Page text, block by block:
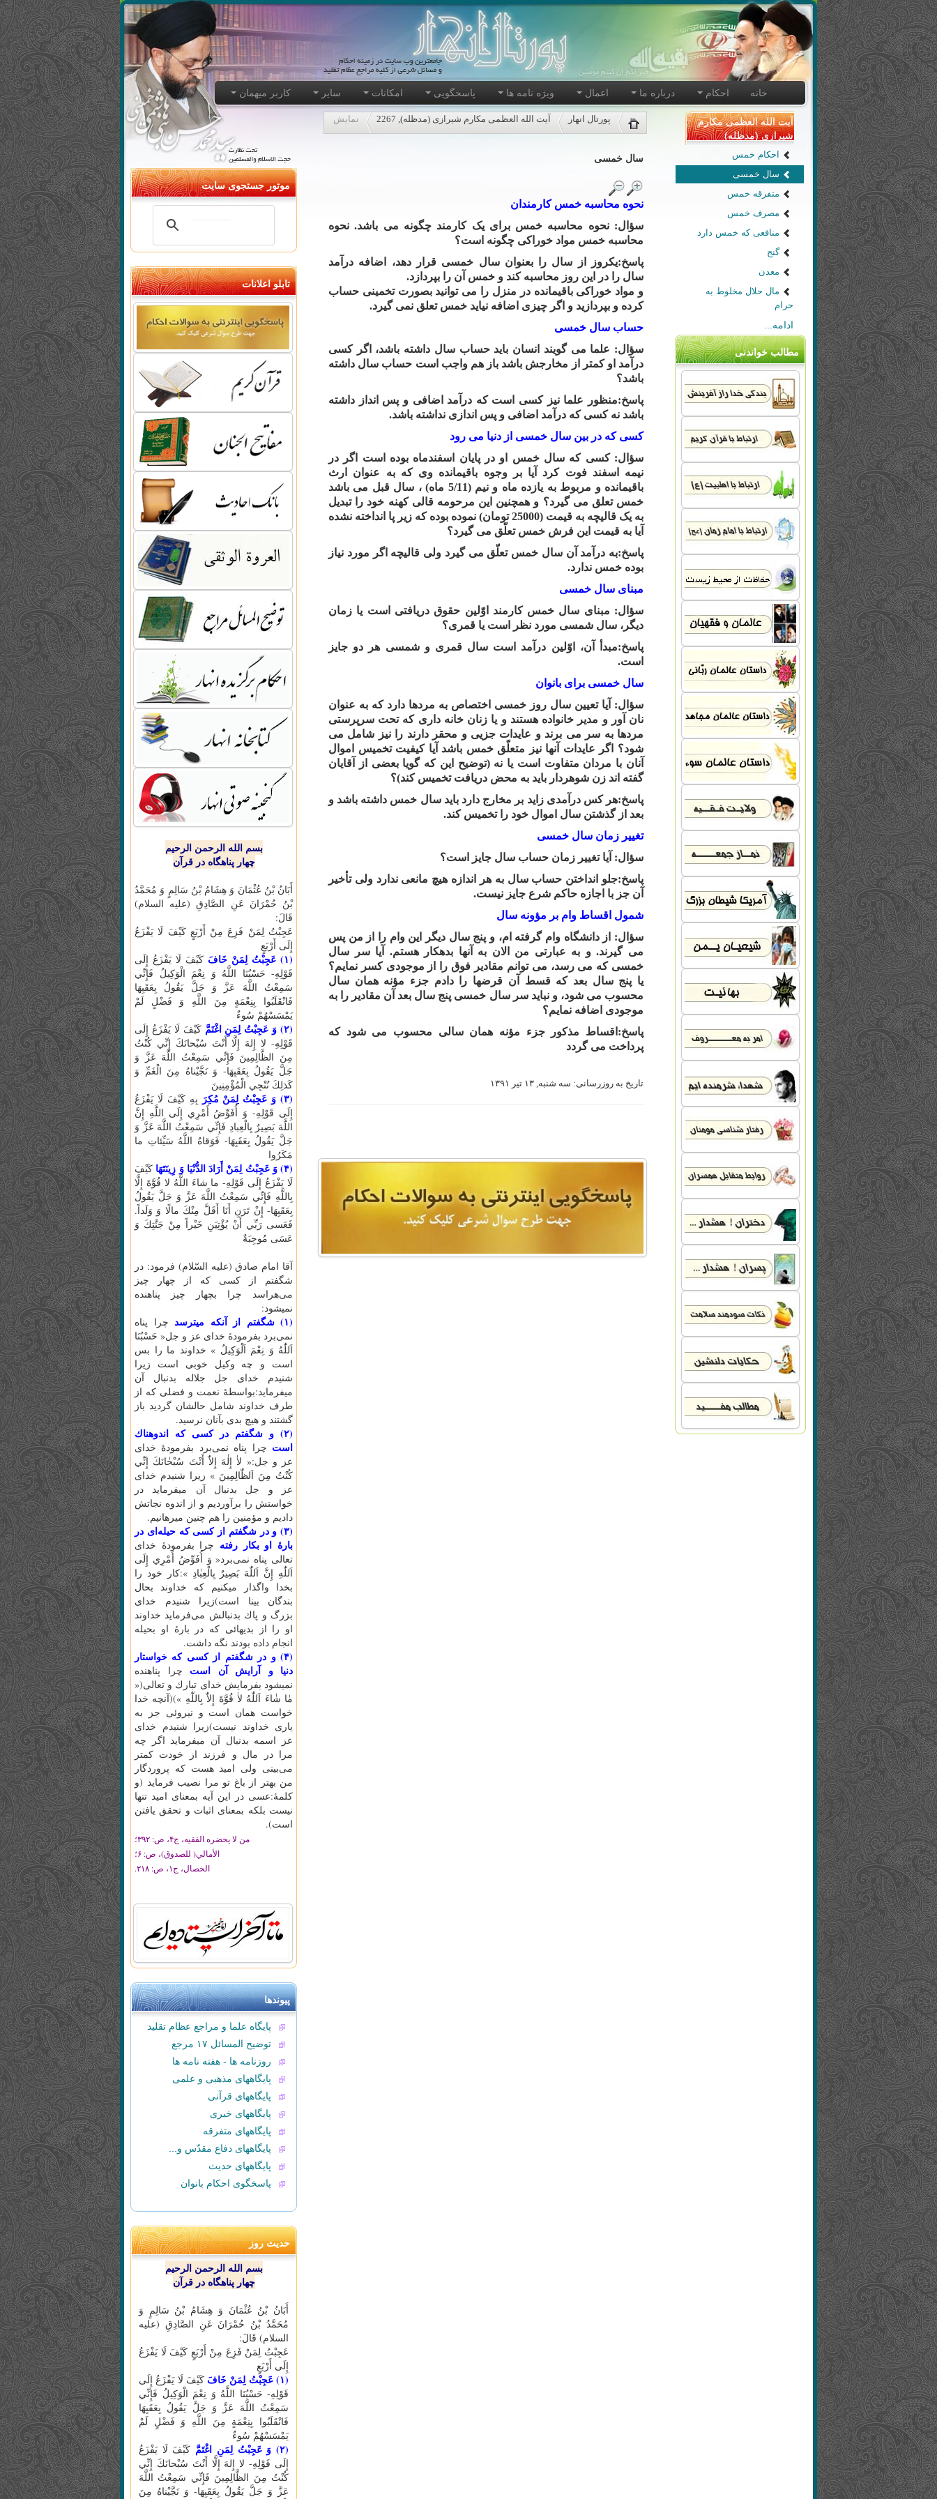
خانه احکام درباره ما اعمال ویژه نامه ها پاسخگویی امکانات سایر کاربر میهمان
آیت الله العظمی مکارم
شیرازی (مدظله)
احکام خمس
سال خمسی
متفرقه خمس
مصرف خمس
منافعی که خمس دارد
گنج
معدن
مال حلال مخلوط به
حرام
ادامه...
مطالب خواندنی
پورتال انهار آیت الله العظمی مکارم شیرازی (مدظله), 2267 نمایش
سال خمسی
نحوه محاسبه خمس کارمندان
سؤال: نحوه محاسبه خمس برای یک کارمند چگونه می باشد. نحوه
محاسبه خمس مواد خوراکی چگونه است؟
پاسخ:یکروز از سال را بعنوان سال خمسی قرار دهد، اضافه درآمد
سال را در این روز محاسبه کند و خمس آن را بپردازد.
و مواد خوراکی باقیمانده در منزل را می توانید بصورت تخمینی حساب
کرده و بپردازید و اگر چیزی اضافه نیاید خمس تعلق نمی گیرد.
حساب سال خمسی
سؤال: علما مى گویند انسان باید حساب سال داشته باشد، اگر کسى
درآمد او کمتر از مخارجش باشد باز هم واجب است حساب سال داشته
باشد؟
پاسخ:منظور علما نیز کسى است که درآمد اضافى و پس انداز داشته
باشد نه کسى که درآمد اضافى و پس اندازى نداشته باشد.
کسی که در بین سال خمسی از دنیا می رود
سؤال:کسى که سال خمس او در پایان اسفندماه بوده است اگر در
نیمه اسفند فوت کرد آیا بر وجوه باقیمانده وى که به عنوان ارث
باقیمانده و مربوط به یازده ماه و نیم (5/11 ماه) ، سال قبل مى باشد
خمس تعلق مى گیرد؟ و همچنین این مرحومه قالى کهنه خود را تبدیل
به یک قالیچه به قیمت (25000 تومان) نموده بوده که زیر پا انداخته نشده
آیا به قیمت این فرش خمس تعلّق مى گیرد؟
پاسخ:به درآمد آن سال خمس تعلّق مى گیرد ولى قالیچه اگر مورد نیاز
بوده خمس ندارد.
مبنای سال خمسی
سؤال: مبناى سال خمس کارمند اوّلین حقوق دریافتى است یا زمان
دیگر، سال شمسى مورد نظر است یا قمرى؟
پاسخ:مبدأ آن، اوّلین درآمد است سال قمرى و شمسى هر دو جایز
است.
سال خمسی برای بانوان
سؤال: آیا تعیین سال روز خمسى اختصاص به مردها دارد که به عنوان
نان آور و مدیر خانواده هستند و یا زنان خانه دارى که تحت سرپرستى
مردها به سر مى برند و عایدات جزیى و محقر دارند را نیز شامل مى
شود؟ اگر عایدات آنها نیز متعلّق خمس باشد آیا کیفیت تخمیس اموال
آنان با مردان متفاوت است یا نه (توضیح این که گویا بعضى از آقایان
گفته اند زن شوهردار باید به محض دریافت تخمیس کند)؟
پاسخ:هر کس درآمدى زاید بر مخارج دارد باید سال خمس داشته باشد و
بعد از گذشتن سال اموال خود را تخمیس کند.
تغییر زمان سال خمسی
سؤال: آیا تغییر زمان حساب سال جایز است؟
پاسخ:جلو انداختن حساب سال به هر اندازه هیچ مانعى ندارد ولى تأخیر
آن جز با اجازه حاکم شرع جایز نیست.
شمول اقساط وام بر مؤونه سال
سؤال: از دانشگاه وام گرفته ام، و پنج سال دیگر این وام را از من پس
مى گیرند. و به عبارتى من الان به آنها بدهکار هستم. آیا سر سال
خمسى که مى رسد، مى توانم مقادیر فوق را از موجودى کسر نمایم؟
یا پنج سال بعد که قسط آن قرضها را دادم جزء مؤنه همان سال
محسوب مى شود، و نباید سر سال خمسى پنج سال بعد آن مقادیر را به
موجودى اضافه نمایم؟
پاسخ:اقساط مذکور جزء مؤنه همان سالى محسوب مى شود که
پرداخت مى گردد
تاریخ به روزرسانی: سه شنبه, ۱۳ تیر ۱۳۹۱
موتور جستجوی سایت
تابلو اعلانات
بسم الله الرحمن الرحیم
چهار پناهگاه در قرآن
أَبَانُ بْنُ عُثْمَانَ وَ هِشَامُ بْنُ سَالِمٍ وَ مُحَمَّدُ
بْنُ حُمْرَانَ عَنِ الصَّادِقِ (علیه السلام)
قَالَ:
عَجِبْتُ لِمَنْ فَزِعَ مِنْ أَرْبَعٍ كَيْفَ لَا يَفْزَعُ
إِلَى أَرْبَعٍ
(۱) عَجِبْتُ لِمَنْ خَافَ
كَيْفَ لَا يَفْزَعُ إِلَى
قَوْلِهِ- حَسْبُنَا اللَّهُ وَ نِعْمَ الْوَكِيلُ فَإِنِّي
سَمِعْتُ اللَّهَ عَزَّ وَ جَلَّ يَقُولُ بِعَقَبِهَا
فَانْقَلَبُوا بِنِعْمَةٍ مِنَ اللَّهِ وَ فَضْلٍ لَمْ
يَمْسَسْهُمْ سُوءٌ
(۲) وَ عَجِبْتُ لِمَنِ اغْتَمَّ
كَيْفَ لَا يَفْزَعُ إِلَى
قَوْلِهِ- لا إِلهَ إِلَّا أَنْتَ سُبْحانَكَ إِنِّي كُنْتُ
مِنَ الظَّالِمِينَ فَإِنِّي سَمِعْتُ اللَّهَ عَزَّ وَ
جَلَّ يَقُولُ بِعَقَبِهَا- وَ نَجَّيْناهُ مِنَ الْغَمِّ وَ
كَذلِكَ نُنْجِي الْمُؤْمِنِينَ
(۳) وَ عَجِبْتُ لِمَنْ مُكِرَ
بِهِ كَيْفَ لَا يَفْزَعُ
إِلَى قَوْلِهِ- وَ أُفَوِّضُ أَمْرِي إِلَى اللَّهِ إِنَّ
اللَّهَ بَصِيرٌ بِالْعِبادِ فَإِنِّي سَمِعْتُ اللَّهَ عَزَّ وَ
جَلَّ يَقُولُ بِعَقَبِهَا- فَوَقاهُ اللَّهُ سَيِّئاتِ ما
مَكَرُوا
(۴) وَ عَجِبْتُ لِمَنْ أَرَادَ الدُّنْيَا وَ زِينَتَهَا
كَيْفَ
لَا يَفْزَعُ إِلَى قَوْلِهِ- ما شاءَ اللَّهُ لا قُوَّةَ إِلَّا
بِاللَّهِ فَإِنِّي سَمِعْتُ اللَّهَ عَزَّ وَ جَلَّ يَقُولُ
بِعَقَبِهَا- إِنْ تَرَنِ أَنَا أَقَلَّ مِنْكَ مالًا وَ وَلَداً.
فَعَسى‏ رَبِّي أَنْ يُؤْتِيَنِ خَيْراً مِنْ جَنَّتِكَ وَ
عَسَى مُوجِبَةٌ
آقا امام صادق (عليه السّلام) فرمود: در
شگفتم از كسى كه از چهار چيز
مى‌هراسد چرا بچهار چيز پناهنده
نميشود:
(۱) شگفتم از آنكه ميترسد
چرا پناه
نمى‌برد بفرمودۀ خداى عز و جل« حَسْبُنَا
اَللّٰهُ‌ وَ نِعْمَ‌ اَلْوَكِيلُ‌ » خداوند ما را بس
است و چه وكيل خوبى است زيرا
شنيدم خداى جل جلاله بدنبال آن
ميفرمايد:بواسطۀ نعمت و فضلى كه از
طرف خداوند شامل حالشان گرديد باز
گشتند و هيچ بدى بآنان نرسيد.
(۲) و شگفتم در كسى كه اندوهناك
است چرا پناه نمى‌برد بفرمودۀ خداى
عز و جل:« لاٰ إِلٰهَ‌ إِلاّٰ أَنْتَ‌ سُبْحٰانَكَ‌ إِنِّي
كُنْتُ‌ مِنَ‌ اَلظّٰالِمِينَ‌ » زيرا شنيدم خداى
عز و جل بدنبال آن ميفرمايد در
خواستش را برآورديم و از اندوه نجاتش
داديم و مؤمنين را هم چنين ميرهانيم.
(۳) و در شگفتم از كسى كه حيله‌اى در
بارۀ او بكار رفته چرا بفرمودۀ خداى
تعالى پناه نمى‌برد« وَ أُفَوِّضُ‌ أَمْرِي إِلَى
اَللّٰهِ‌ إِنَّ‌ اَللّٰهَ‌ بَصِيرٌ بِالْعِبٰادِ »:كار خود را
بخدا واگذار ميكنيم كه خداوند بحال
بندگان بينا است)زيرا شنيدم خداى
بزرگ و پاك بدنبالش مى‌فرمايد خداوند
او را از بديهائى كه در بارۀ او بحيله
انجام داده بودند نگه داشت.
(۴) و در شگفتم از كسى كه خواستار
دنيا و آرايش آن است چرا پناهنده
نميشود بفرمايش خداى تبارك و تعالى(«
مٰا شٰاءَ اَللّٰهُ‌ لاٰ قُوَّةَ‌ إِلاّٰ بِاللّٰهِ‌ »)(آنچه خدا
خواست همان است و نيروئى جز به
يارى خداوند نيست)زيرا شنيدم خداى
عز اسمه بدنبال آن ميفرمايد اگر چه
مرا در مال و فرزند از خودت كمتر
مى‌بينى ولى اميد هست كه پروردگار
من بهتر از باغ تو مرا نصيب فرمايد (و
كلمۀ:عسى در اين آيه بمعناى اميد تنها
نيست بلكه بمعناى اثبات و تحقق يافتن
است).
من لا يحضره الفقيه، ج‏۴، ص: ۳۹۲؛
الأمالي( للصدوق)، ص: ۶؛
الخصال، ج‏۱، ص: ۲۱۸.
پیوندها
پایگاه علما و مراجع عظام تقلید
توضیح المسائل ۱۷ مرجع
روزنامه ها - هفته نامه ها
پایگاههای مذهبی و علمی
پایگاههای قرآنی
پایگاههای خبری
پایگاههای متفرقه
پایگاههای دفاع مقدّس و...
پایگاههای حدیث
پاسخگوی احکام بانوان
حدیث روز
بسم الله الرحمن الرحیم
چهار پناهگاه در قرآن
أَبَانُ بْنُ عُثْمَانَ وَ هِشَامُ بْنُ سَالِمٍ وَ
مُحَمَّدُ بْنُ حُمْرَانَ عَنِ الصَّادِقِ (علیه
السلام) قَالَ:
عَجِبْتُ لِمَنْ فَزِعَ مِنْ أَرْبَعٍ كَيْفَ لَا يَفْزَعُ
إِلَى أَرْبَعٍ
(۱) عَجِبْتُ لِمَنْ خَافَ
كَيْفَ لَا يَفْزَعُ إِلَى
قَوْلِهِ- حَسْبُنَا اللَّهُ وَ نِعْمَ الْوَكِيلُ فَإِنِّي
سَمِعْتُ اللَّهَ عَزَّ وَ جَلَّ يَقُولُ بِعَقَبِهَا
فَانْقَلَبُوا بِنِعْمَةٍ مِنَ اللَّهِ وَ فَضْلٍ لَمْ
يَمْسَسْهُمْ سُوءٌ
(۲) وَ عَجِبْتُ لِمَنِ اغْتَمَّ
كَيْفَ لَا يَفْزَعُ
إِلَى قَوْلِهِ- لا إِلهَ إِلَّا أَنْتَ سُبْحانَكَ إِنِّي
كُنْتُ مِنَ الظَّالِمِينَ فَإِنِّي سَمِعْتُ اللَّهَ
عَزَّ وَ جَلَّ يَقُولُ بِعَقَبِهَا- وَ نَجَّيْناهُ مِنَ